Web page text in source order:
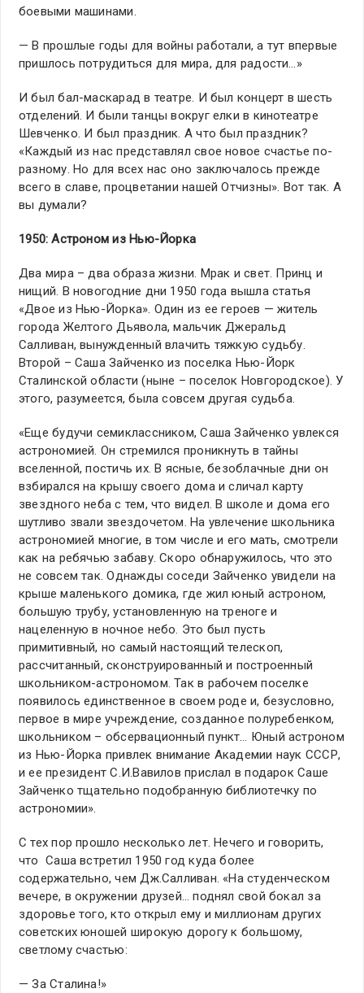
боевыми машинами.
— В прошлые годы для войны работали, а тут впервые
пришлось потрудиться для мира, для радости…»
И был бал-маскарад в театре. И был концерт в шесть
отделений. И были танцы вокруг елки в кинотеатре
Шевченко. И был праздник. А что был праздник?
«Каждый из нас представлял свое новое счастье по-
разному. Но для всех нас оно заключалось прежде
всего в славе, процветании нашей Отчизны». Вот так. А
вы думали?
1950: Астроном из Нью-Йорка
Два мира – два образа жизни. Мрак и свет. Принц и
нищий. В новогодние дни 1950 года вышла статья
«Двое из Нью-Йорка». Один из ее героев — житель
города Желтого Дьявола, мальчик Джеральд
Салливан, вынужденный влачить тяжкую судьбу.
Второй – Саша Зайченко из поселка Нью-Йорк
Сталинской области (ныне – поселок Новгородское). У
этого, разумеется, была совсем другая судьба.
«Еще будучи семиклассником, Саша Зайченко увлекся
астрономией. Он стремился проникнуть в тайны
вселенной, постичь их. В ясные, безоблачные дни он
взбирался на крышу своего дома и сличал карту
звездного неба с тем, что видел. В школе и дома его
шутливо звали звездочетом. На увлечение школьника
астрономией многие, в том числе и его мать, смотрели
как на ребячью забаву. Скоро обнаружилось, что это
не совсем так. Однажды соседи Зайченко увидели на
крыше маленького домика, где жил юный астроном,
большую трубу, установленную на треноге и
нацеленную в ночное небо. Это был пусть
примитивный, но самый настоящий телескоп,
рассчитанный, сконструированный и построенный
школьником-астрономом. Так в рабочем поселке
появилось единственное в своем роде и, безусловно,
первое в мире учреждение, созданное полуребенком,
школьником – обсервационный пункт… Юный астроном
из Нью-Йорка привлек внимание Академии наук СССР,
и ее президент С.И.Вавилов прислал в подарок Саше
Зайченко тщательно подобранную библиотечку по
астрономии».
С тех пор прошло несколько лет. Нечего и говорить,
что Саша встретил 1950 год куда более
содержательно, чем Дж.Салливан. «На студенческом
вечере, в окружении друзей… поднял свой бокал за
здоровье того, кто открыл ему и миллионам других
советских юношей широкую дорогу к большому,
светлому счастью:
— За Сталина!»